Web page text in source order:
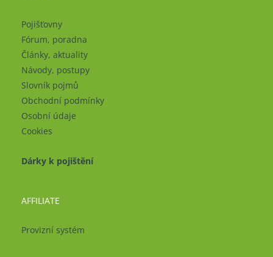
Pojišťovny
Fórum, poradna
Články, aktuality
Návody, postupy
Slovník pojmů
Obchodní podmínky
Osobní údaje
Cookies
Dárky k pojištění
AFFILIATE
Provizní systém